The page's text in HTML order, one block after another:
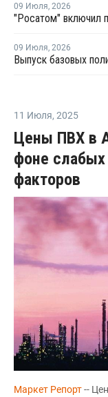
09 Июля, 2026
09 Июля, 2026
11 Июля, 2025
Цены ПВХ в
фоне
факторов
Маркет Репорт--